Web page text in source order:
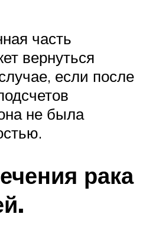
часть
вернуться
если после
не была
рака